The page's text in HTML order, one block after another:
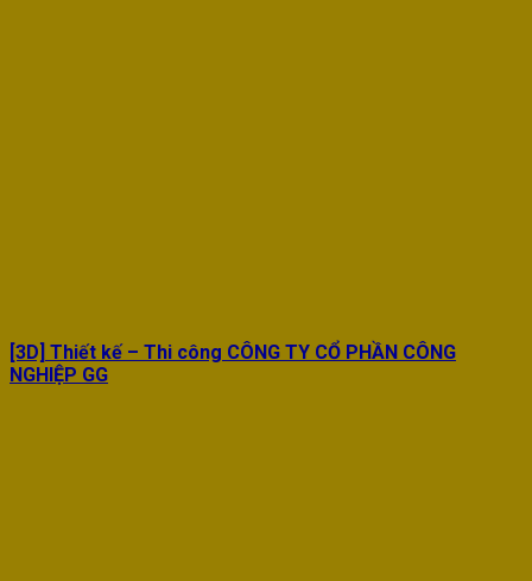
[3D] Thiết kế – Thi công CÔNG TY CỔ PHẦN CÔNG
NGHIỆP GG